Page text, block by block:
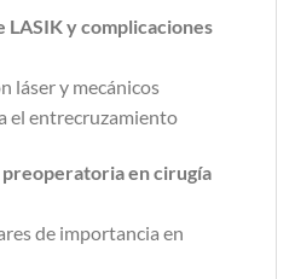
LASIK y complicaciones
láser y mecánicos
el entrecruzamiento
preoperatoria en cirugía
de importancia en